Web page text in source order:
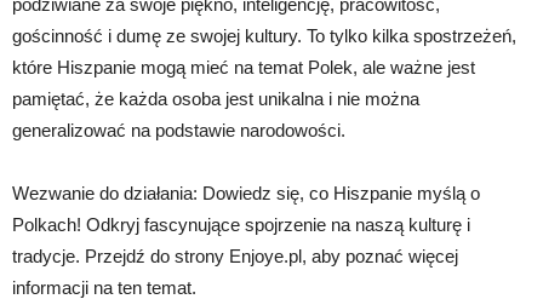
podziwiane za swoje piękno, inteligencję, pracowitość,
gościnność i dumę ze swojej kultury. To tylko kilka spostrzeżeń,
które Hiszpanie mogą mieć na temat Polek, ale ważne jest
pamiętać, że każda osoba jest unikalna i nie można
generalizować na podstawie narodowości.
Wezwanie do działania: Dowiedz się, co Hiszpanie myślą o
Polkach! Odkryj fascynujące spojrzenie na naszą kulturę i
tradycje. Przejdź do strony Enjoye.pl, aby poznać więcej
informacji na ten temat.